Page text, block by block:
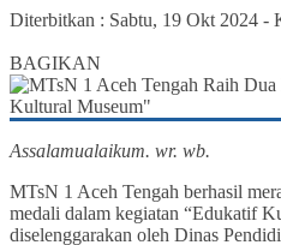
Diterbitkan : Sabtu, 19 Okt 2024 -
BAGIKAN
Assalamualaikum. wr. wb.
MTsN 1 Aceh Tengah berhasil
medali dalam kegiatan “Edukatif
diselenggarakan oleh Dinas